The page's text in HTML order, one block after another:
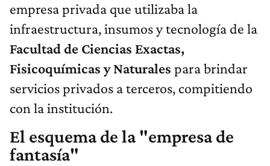
empresa privada que utilizaba la
infraestructura, insumos y tecnología de la
Facultad de Ciencias Exactas,
Fisicoquímicas y Naturales para brindar
servicios privados a terceros, compitiendo
con la institución.
El esquema de la "empresa de
fantasía"